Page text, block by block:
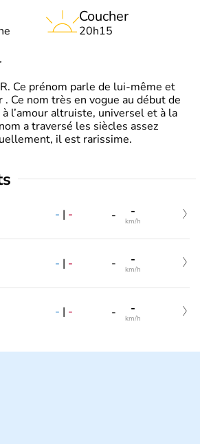
Coucher
20h15
Ce prénom parle de lui-même et
Ce nom très en vogue au début de
l’amour altruiste, universel et à la
a traversé les siècles assez
il est rarissime.
- | - - -
km/h
- | - - -
km/h
- | - - -
km/h